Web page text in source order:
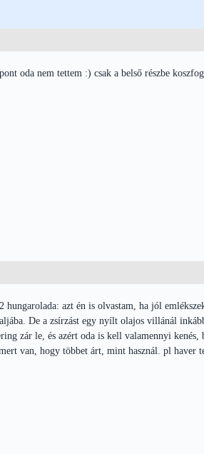
oda nem tettem :) csak a belső részbe
hungarolada: azt én is olvastam, ha jól
De a zsírzást egy nyílt olajos villánál
zár le, és azért oda is kell valamennyi
van, hogy többet árt, mint használ. pl haver